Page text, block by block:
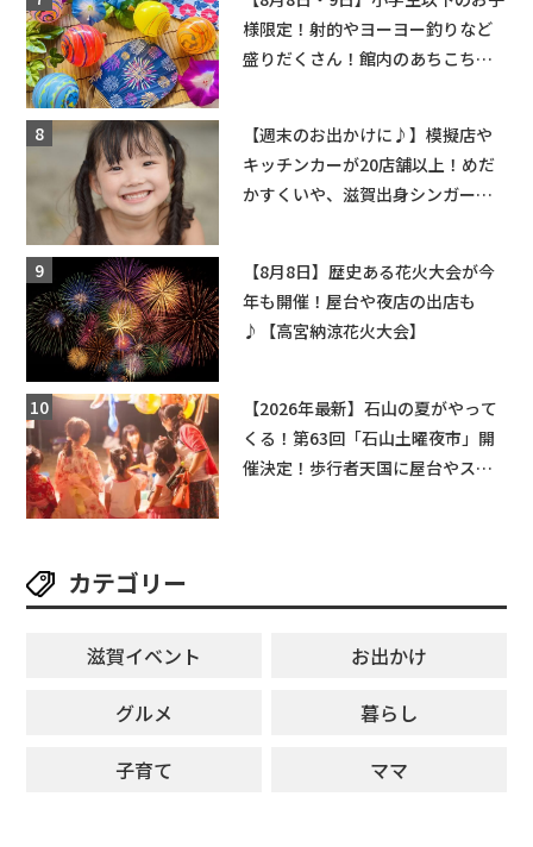
様限定！射的やヨーヨー釣りなど
盛りだくさん！館内のあちこちに
【週末のお出かけに♪】模擬店や
キッチンカーが20店舗以上！めだ
かすくいや、滋賀出身シンガーソ
【8月8日】歴史ある花火大会が今
年も開催！屋台や夜店の出店も
♪【高宮納涼花火大会】
【2026年最新】石山の夏がやって
くる！第63回「石山土曜夜市」開
催決定！歩行者天国に屋台やステ
カテゴリー
滋賀イベント
お出かけ
グルメ
暮らし
子育て
ママ